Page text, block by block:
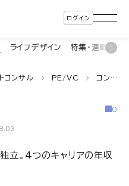
ログイン
ライフデザイン 特集・連載 イ
コンサル PE/VC コンサル→投資銀行→PE→独立。4つのキャリアの年収推移【匿名取材】
0
。4つのキャリアの年収